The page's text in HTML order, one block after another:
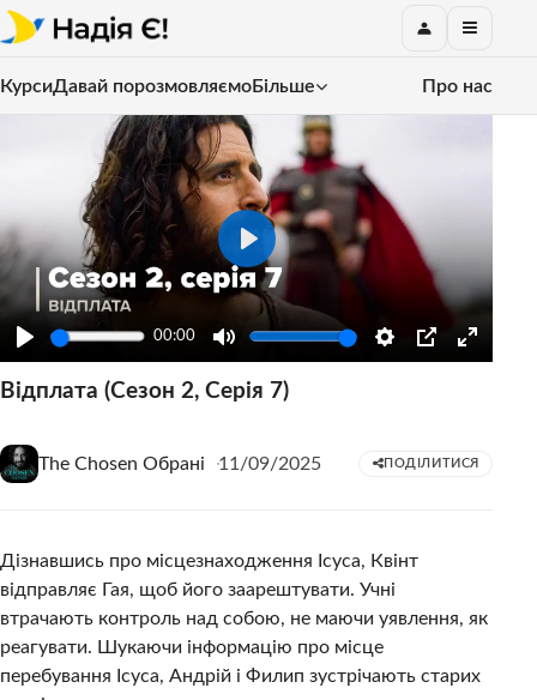
КурсиДавай порозмовляємоБільше Про нас
Play
00:00
Mute Settings
PIP
Enter
Play
Відплата (Сезон 2, Серія 7)
The Chosen Обрані 11/09/2025 ПОДІЛИТИСЯ
Дізнавшись про місцезнаходження Ісуса, Квінт
відправляє Гая, щоб його заарештувати. Учні
втрачають контроль над собою, не маючи уявлення, як
реагувати. Шукаючи інформацію про місце
перебування Ісуса, Андрій і Филип зустрічають старих